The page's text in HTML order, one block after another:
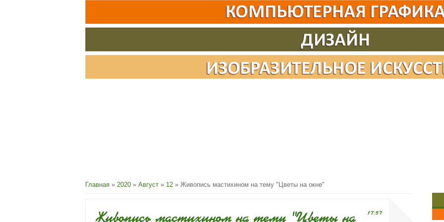
Главная » 2020 » Август » 12 » Живопись мастихином на тему "Цветы на окне"
17:57
Живопись мастихином на тему "Цветы на